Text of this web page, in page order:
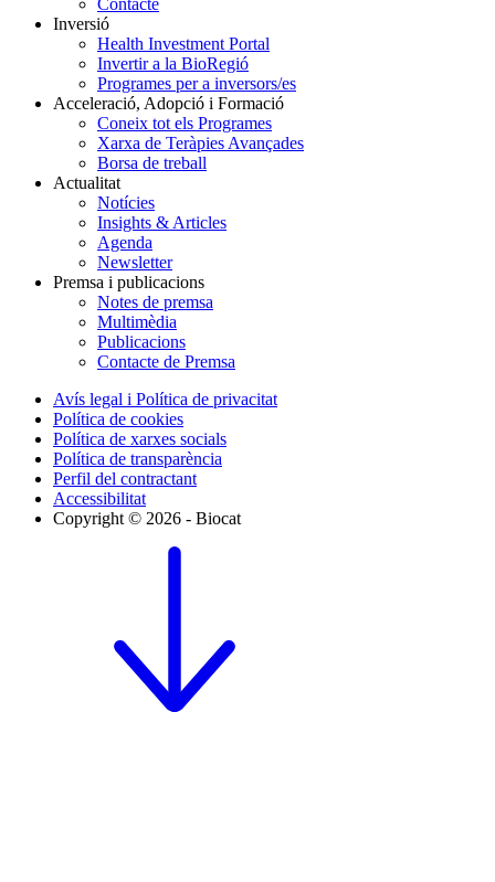
Contacte
Inversió
Health Investment Portal
Invertir a la BioRegió
Programes per a inversors/es
Acceleració, Adopció i Formació
Coneix tot els Programes
Xarxa de Teràpies Avançades
Borsa de treball
Actualitat
Notícies
Insights & Articles
Agenda
Newsletter
Premsa i publicacions
Notes de premsa
Multimèdia
Publicacions
Contacte de Premsa
Avís legal i Política de privacitat
Política de cookies
Política de xarxes socials
Política de transparència
Perfil del contractant
Accessibilitat
Copyright © 2026 - Biocat